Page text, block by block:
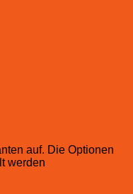
auf. Die Optionen
werden